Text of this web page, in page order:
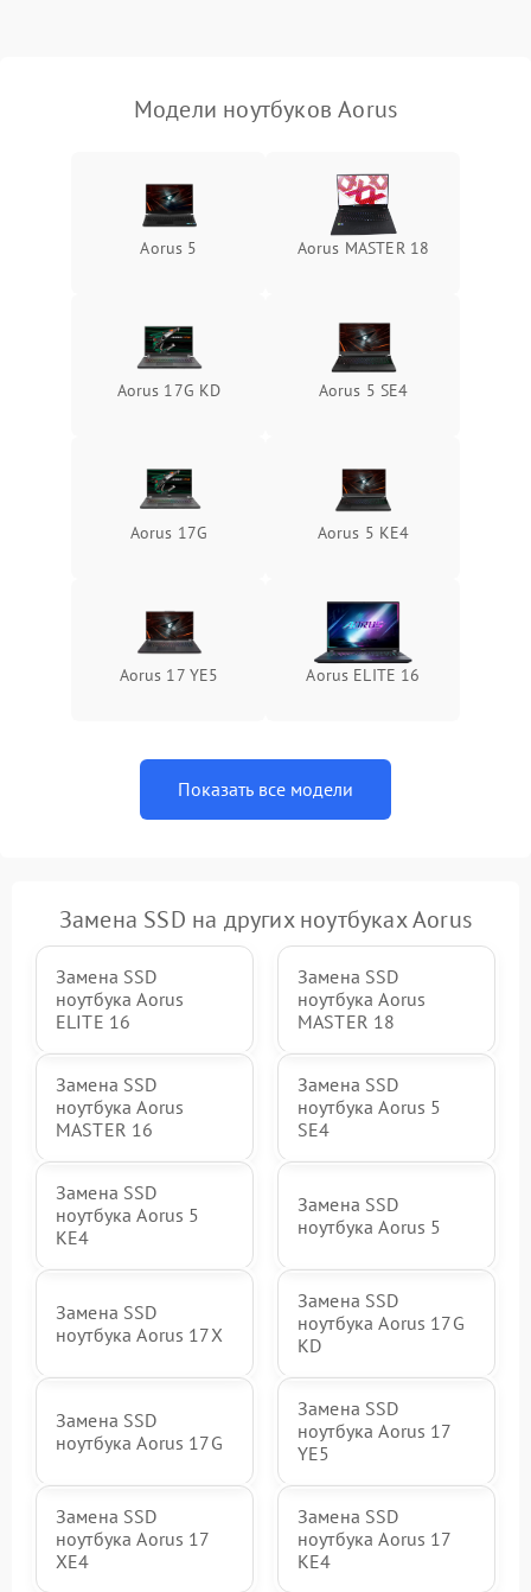
пропадание диска
оперативной памяти:
вылеты приложений,
Подробнее →
Модели ноутбуков Aorus
Aorus 5 Aorus MASTER 18
Aorus 17G KD Aorus 5 SE4
Aorus 17G Aorus 5 KE4
Aorus 17 YE5 Aorus ELITE 16
Показать все модели
Замена SSD на других ноутбуках Aorus
Замена SSD
ноутбука Aorus
ELITE 16
Замена SSD
ноутбука Aorus
MASTER 18
Замена SSD
ноутбука Aorus
MASTER 16
Замена SSD
ноутбука Aorus 5
SE4
Замена SSD
ноутбука Aorus 5
KE4
Замена SSD
ноутбука Aorus 5
Замена SSD
ноутбука Aorus 17X
Замена SSD
ноутбука Aorus 17G
KD
Замена SSD
ноутбука Aorus 17G
Замена SSD
ноутбука Aorus 17
YE5
Замена SSD
ноутбука Aorus 17
XE4
Замена SSD
ноутбука Aorus 17
KE4